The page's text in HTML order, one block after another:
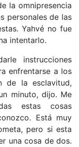
la omnipresencia
personales de las
Yahvé no fue
intentarlo.
instrucciones
enfrentarse a los
de la esclavitud,
minuto, dijo. Me
estas cosas
Está muy
pero si esta
una cosa de dos.